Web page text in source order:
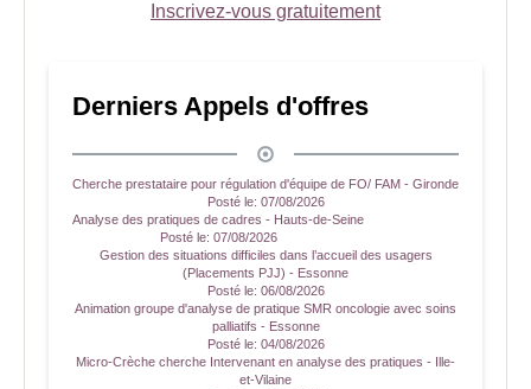
Inscrivez-vous gratuitement
Derniers Appels d'offres
Cherche prestataire pour régulation d'équipe de FO/ FAM - Gironde
Posté le: 07/08/2026
Analyse des pratiques de cadres - Hauts-de-Seine
Posté le: 07/08/2026
Gestion des situations difficiles dans l’accueil des usagers
(Placements PJJ) - Essonne
Posté le: 06/08/2026
Animation groupe d'analyse de pratique SMR oncologie avec soins
palliatifs - Essonne
Posté le: 04/08/2026
Micro-Crèche cherche Intervenant en analyse des pratiques - Ille-
et-Vilaine